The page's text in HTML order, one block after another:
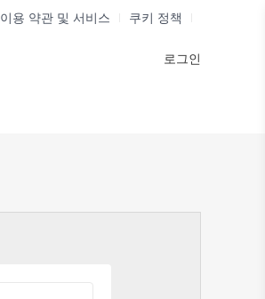
이용 약관 및 서비스 쿠키 정책
로그인